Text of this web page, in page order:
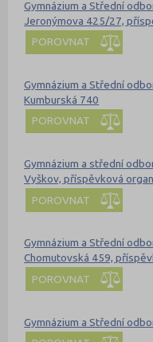
Gymnázium a Střední
Jeronýmova 425/27,
POROVNAT
Gymnázium a Střední
Kumburská 740
POROVNAT
Gymnázium a střední
Vyškov, příspěvková
POROVNAT
Gymnázium a Střední
Chomutovská 459,
POROVNAT
Gymnázium a Střední